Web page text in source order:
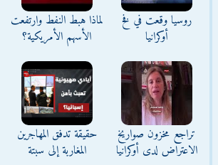
روسيا وقعت في فخ
أوكرانيا
لماذا هبط النفط وارتفعت
الأسهم الأمريكية؟
تراجع مخزون صواريخ
الاعتراض لدى أوكرانيا
حقيقة تدفق المهاجرين
المغاربة إلى سبتة